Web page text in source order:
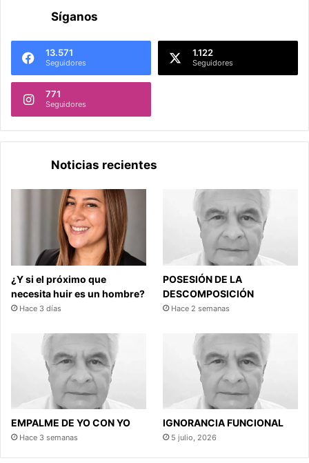
Síganos
13.571
Seguidores
1.122
Seguidores
771
Seguidores
Noticias recientes
¿Y si el próximo que
necesita huir es un hombre?
Hace 3 días
POSESIÓN DE LA
DESCOMPOSICIÓN
Hace 2 semanas
EMPALME DE YO CON YO
Hace 3 semanas
IGNORANCIA FUNCIONAL
5 julio, 2026